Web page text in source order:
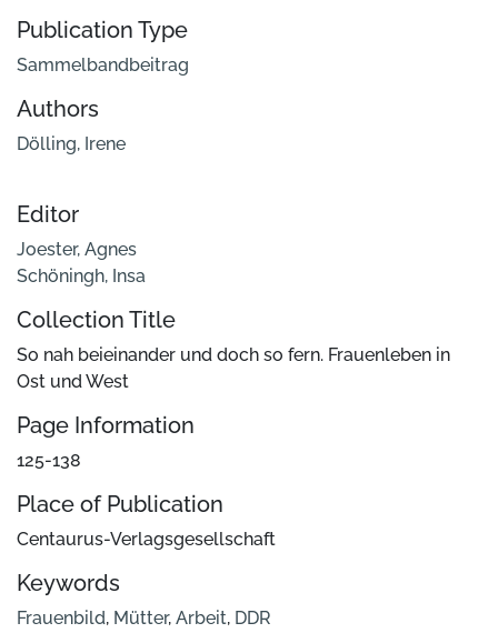
Publication Type
Sammelbandbeitrag
Authors
Dölling, Irene
Editor
Joester, Agnes
Schöningh, Insa
Collection Title
So nah beieinander und doch so fern. Frauenleben in
Ost und West
Page Information
125-138
Place of Publication
Centaurus-Verlagsgesellschaft
Keywords
Frauenbild, Mütter, Arbeit, DDR